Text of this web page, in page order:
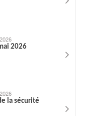
2026
la sécurité